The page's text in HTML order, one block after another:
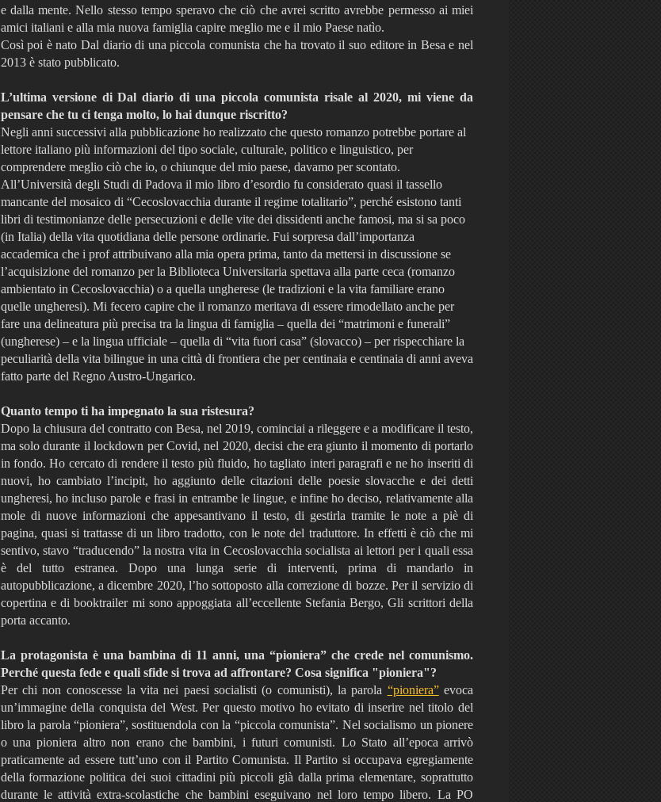
e dalla mente. Nello stesso tempo speravo che ciò che avrei scritto avrebbe permesso ai miei
amici italiani e alla mia nuova famiglia capire meglio me e il mio Paese natìo.
Così poi è nato Dal diario di una piccola comunista che ha trovato il suo editore in Besa e nel
2013 è stato pubblicato.
L’ultima versione di Dal diario di una piccola comunista risale al 2020, mi viene da
pensare che tu ci tenga molto, lo hai dunque riscritto?
Negli anni successivi alla pubblicazione ho realizzato che questo romanzo potrebbe portare al
lettore italiano più informazioni del tipo sociale, culturale, politico e linguistico, per
comprendere meglio ciò che io, o chiunque del mio paese, davamo per scontato.
All’Università degli Studi di Padova il mio libro d’esordio fu considerato quasi il tassello
mancante del mosaico di “Cecoslovacchia durante il regime totalitario”, perché esistono tanti
libri di testimonianze delle persecuzioni e delle vite dei dissidenti anche famosi, ma si sa poco
(in Italia) della vita quotidiana delle persone ordinarie. Fui sorpresa dall’importanza
accademica che i prof attribuivano alla mia opera prima, tanto da mettersi in discussione se
l’acquisizione del romanzo per la Biblioteca Universitaria spettava alla parte ceca (romanzo
ambientato in Cecoslovacchia) o a quella ungherese (le tradizioni e la vita familiare erano
quelle ungheresi). Mi fecero capire che il romanzo meritava di essere rimodellato anche per
fare una delineatura più precisa tra la lingua di famiglia – quella dei “matrimoni e funerali”
(ungherese) – e la lingua ufficiale – quella di “vita fuori casa” (slovacco) – per rispecchiare la
peculiarità della vita bilingue in una città di frontiera che per centinaia e centinaia di anni aveva
fatto parte del Regno Austro-Ungarico.
Quanto tempo ti ha impegnato la sua ristesura?
Dopo la chiusura del contratto con Besa, nel 2019, cominciai a rileggere e a modificare il testo,
ma solo durante il lockdown per Covid, nel 2020, decisi che era giunto il momento di portarlo
in fondo. Ho cercato di rendere il testo più fluido, ho tagliato interi paragrafi e ne ho inseriti di
nuovi, ho cambiato l’incipit, ho aggiunto delle citazioni delle poesie slovacche e dei detti
ungheresi, ho incluso parole e frasi in entrambe le lingue, e infine ho deciso, relativamente alla
mole di nuove informazioni che appesantivano il testo, di gestirla tramite le note a piè di
pagina, quasi si trattasse di un libro tradotto, con le note del traduttore. In effetti è ciò che mi
sentivo, stavo “traducendo” la nostra vita in Cecoslovacchia socialista ai lettori per i quali essa
è del tutto estranea. Dopo una lunga serie di interventi, prima di mandarlo in
autopubblicazione, a dicembre 2020, l’ho sottoposto alla correzione di bozze. Per il servizio di
copertina e di booktrailer mi sono appoggiata all’eccellente Stefania Bergo, Gli scrittori della
porta accanto.
La protagonista è una bambina di 11 anni, una “pioniera” che crede nel comunismo.
Perché questa fede e quali sfide si trova ad affrontare? Cosa significa "pioniera"?
Per chi non conoscesse la vita nei paesi socialisti (o comunisti), la parola “pioniera”evoca
un’immagine della conquista del West. Per questo motivo ho evitato di inserire nel titolo del
libro la parola “pioniera”, sostituendola con la “piccola comunista”. Nel socialismo un pionere
o una pioniera altro non erano che bambini, i futuri comunisti. Lo Stato all’epoca arrivò
praticamente ad essere tutt’uno con il Partito Comunista. Il Partito si occupava egregiamente
della formazione politica dei suoi cittadini più piccoli già dalla prima elementare, soprattutto
durante le attività extra-scolastiche che bambini eseguivano nel loro tempo libero. La PO